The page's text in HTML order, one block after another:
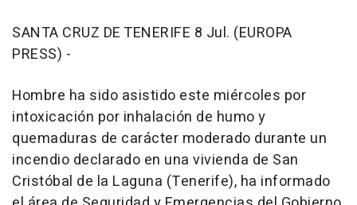
SANTA CRUZ DE TENERIFE 8 Jul. (EUROPA
PRESS) -
Hombre ha sido asistido este miércoles por
intoxicación por inhalación de humo y
quemaduras de carácter moderado durante un
incendio declarado en una vivienda de San
Cristóbal de la Laguna (Tenerife), ha informado